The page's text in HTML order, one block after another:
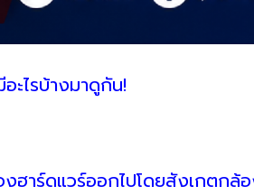
ะไรบ้างมาดูกัน!
ฮาร์ดแวร์ออกไปโดยสังเกตก